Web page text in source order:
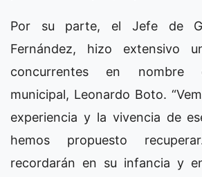
Por su parte, el Jefe de
Fernández, hizo extensivo
concurrentes en nombre
municipal, Leonardo Boto.
experiencia y la vivencia de
hemos propuesto
recordarán en su infancia y